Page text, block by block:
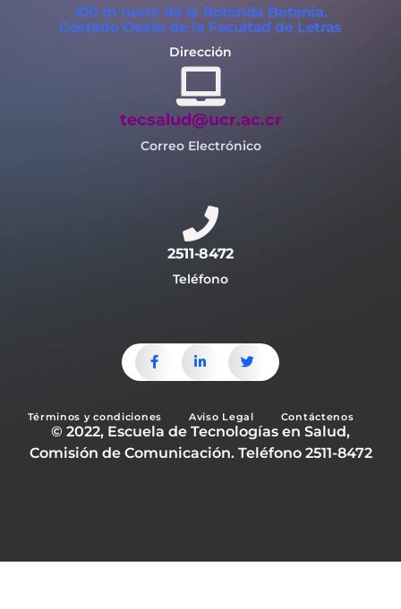
100 m norte de la Rotonda Betania.
Costado Oeste de la Facultad de Letras
Dirección
tecsalud@ucr.ac.cr
Correo Electrónico
2511-8472
Teléfono
Términos y condiciones Aviso Legal Contáctenos
© 2022, Escuela de Tecnologías en Salud,
Comisión de Comunicación. Teléfono 2511-8472